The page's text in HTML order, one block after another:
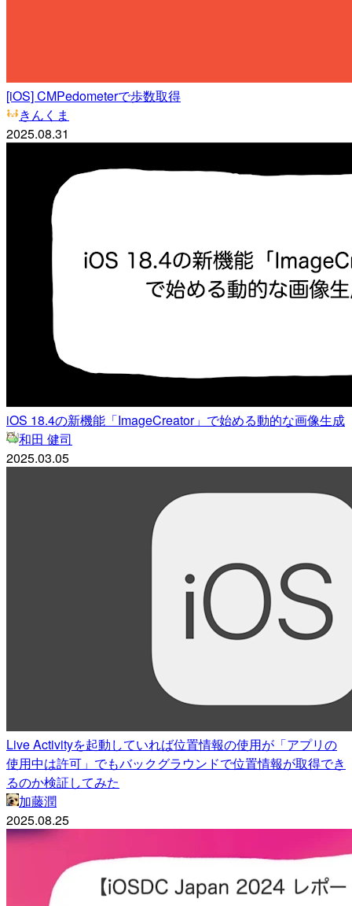
[iOS] CMPedometerで歩数取得
きんくま
2025.08.31
iOS 18.4の新機能「ImageCreator」で始める動的な画像生成
和田 健司
2025.03.05
Live Activityを起動していれば位置情報の使用が「アプリの
使用中は許可」でもバックグラウンドで位置情報が取得でき
るのか検証してみた
加藤潤
2025.08.25